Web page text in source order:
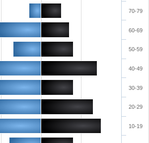
10-19
20-29
30-39
40-49
50-59
60-69
70-79